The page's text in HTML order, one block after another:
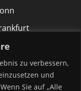
zu verbessern,
und
Sie auf „Alle